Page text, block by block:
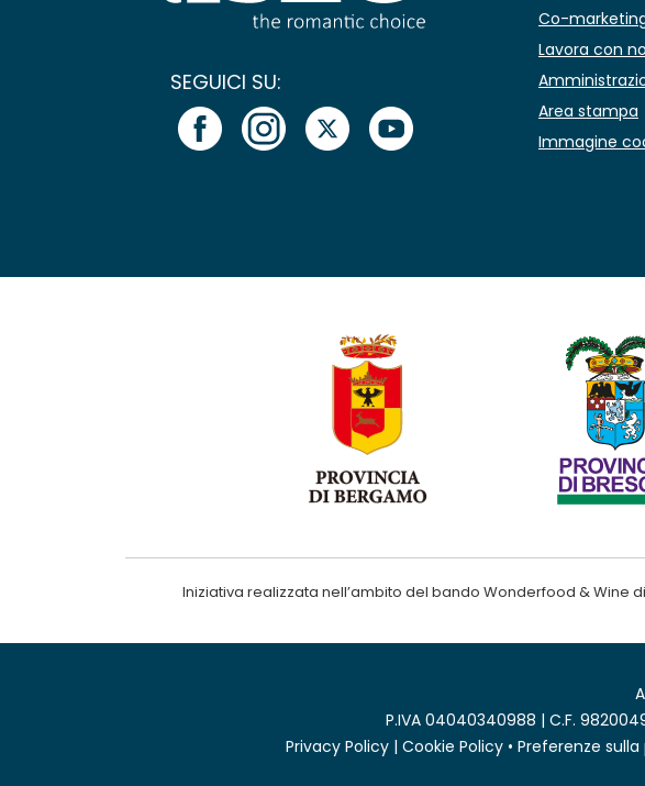
SEGUICI SU:
Co-
Lavora con
Area stampa
Immagine
Iniziativa realizzata nell’ambito del bando Wonderfood & Wine
P.IVA 04040340988 | C.F.
Privacy Policy | Cookie Policy • Preferenze